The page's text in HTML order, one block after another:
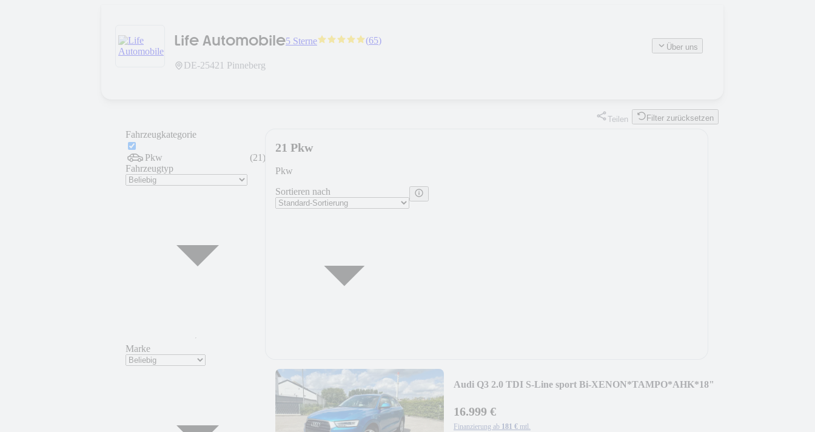
Life Automobile5 Sterne (65)
DE-25421 Pinneberg
Über uns
Teilen Filter zurücksetzen
Fahrzeugkategorie
Pkw (21)
Fahrzeugtyp
Marke
21 Pkw
Pkw
Sortieren nach
Audi Q3 2.0 TDI S-Line sport Bi-XENON*TAMPO*AHK*18"
16.999 €
Finanzierung ab 181 € mtl.